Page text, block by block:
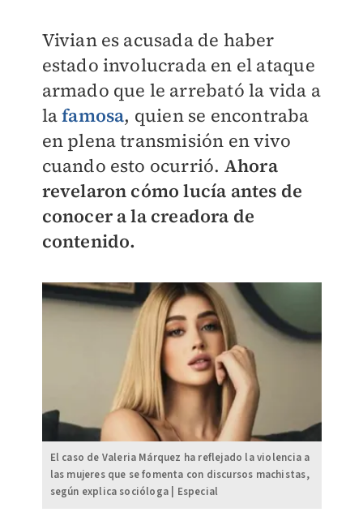
Vivian es acusada de haber
estado involucrada en el ataque
armado que le arrebató la vida a
lafamosa, quien se encontraba
en plena transmisión en vivo
cuando esto ocurrió. Ahora
revelaron cómo lucía antes de
conocer a la creadora de
contenido.
El caso de Valeria Márquez ha reflejado la violencia a
las mujeres que se fomenta con discursos machistas,
según explica socióloga | Especial